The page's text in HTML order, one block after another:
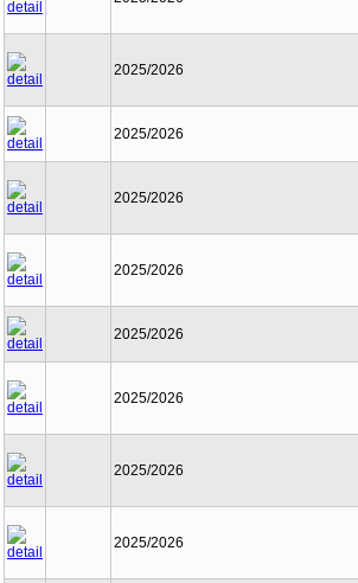
2025/2026
2025/2026
2025/2026
2025/2026
2025/2026
2025/2026
2025/2026
2025/2026